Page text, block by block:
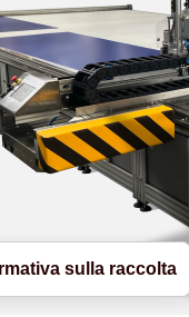
sulla raccolta